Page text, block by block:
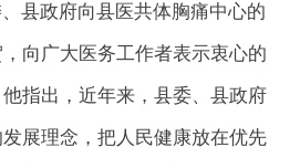
县政府向县医共体胸痛中心的
向广大医务工作者表示衷心的
指出，近年来，县委、县政府
展理念，把人民健康放在优先